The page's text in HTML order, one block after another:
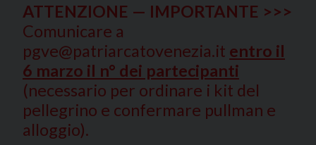
ATTENZIONE — IMPORTANTE >>>
Comunicare a
pgve@patriarcatovenezia.it entro il
6 marzo il n° dei partecipanti
(necessario per ordinare i kit del
pellegrino e confermare pullman e
alloggio).